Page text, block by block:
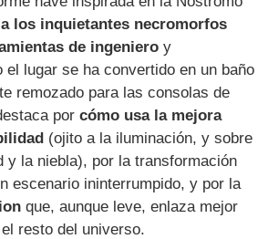
los inquietantes necromorfos
de ingeniero y
el lugar se ha convertido en un baño
remozado para las consolas de
porcómo usa la mejora
(ojito a la iluminación, y sobre
y la niebla), por la transformación
escenario ininterrumpido, y por la
que, aunque leve, enlaza mejor
resto del universo.